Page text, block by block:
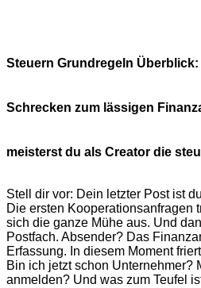
Steuern Grundregeln
Schrecken zum lässigen
meisterst du als Creator die
Stell dir vor: Dein letzter Post ist
Die ersten Kooperationsanfragen
sich die ganze Mühe aus. Und
Postfach. Absender? Das
Erfassung. In diesem Moment
Bin ich jetzt schon Unternehmer?
anmelden? Und was zum Teufel